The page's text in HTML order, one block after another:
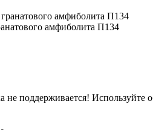
амфиболита П134
не поддерживается! Используйте